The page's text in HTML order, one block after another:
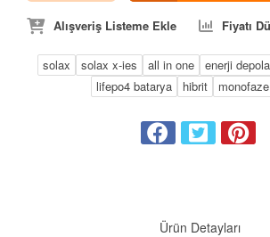
Alışveriş Listeme Ekle Fiyatı
solax solax x-ies all in one enerji
lifepo4 batarya
hibrit monofaze
Ürün Detayları